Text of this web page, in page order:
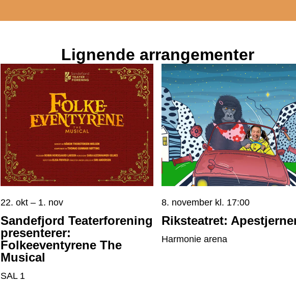
Lignende arrangementer
22. okt – 1. nov
Sandefjord Teaterforening
presenterer:
Folkeeventyrene The
Musical
SAL 1
8. november kl. 17:00
Riksteatret:
Harmonie arena